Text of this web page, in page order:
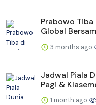
Prabowo Tiba
Global
3 months ago
Jadwal Piala
Pagi &
1 month ago